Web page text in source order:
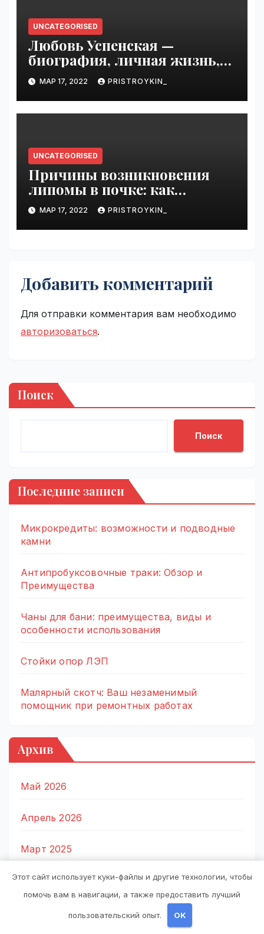
UNCATEGORISED
Любовь Успенская —
биография, личная жизнь,
достижения
МАР 17, 2022 PRISTROYKIN_
UNCATEGORISED
Причины возникновения
липомы в почке: как
справиться с болезнью
МАР 17, 2022 PRISTROYKIN_
Добавить комментарий
Для отправки комментария вам необходимо
авторизоваться.
Поиск
Поиск
Последние записи
Микрокредиты: возможности и подводные
камни
Антипробуксовочные траки: Обзор и
Преимущества
Чаны для бани: преимущества, виды и
особенности использования
Стойки опор ЛЭП
Малярный скотч: Ваш незаменимый
помощник при ремонтных работах
Архив
Май 2026
Апрель 2026
Март 2025
Октябрь 2024
Август 2024
Этот сайт использует куки-файлы и другие технологии, чтобы
помочь вам в навигации, а также предоставить лучший
пользовательский опыт. OK